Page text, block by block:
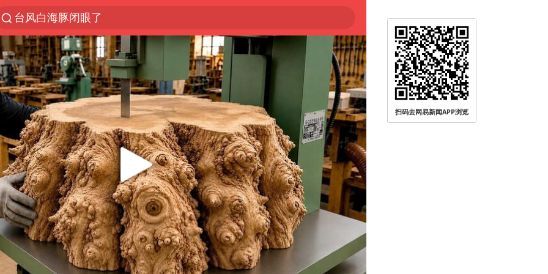
台风白海豚闭眼了
“China Cool”火了，老外爱上中国避暑游
香港宏福苑火灾或由烟头引起
浙江台州《告全体市民书》
美拟年底前首次测试“金穹”反导系统
四川宜宾3.4级地震
网约车司机充电时猝死保险拒赔
陕西柞水泥石流已致2死 仍有1人失联
泰国初中生饮弹自尽前开了26枪
多所高校取消艺考
店主称换“青海拉面”招牌后生意更好
伊斯兰版北约来了吗
扫码去网易新闻APP浏览